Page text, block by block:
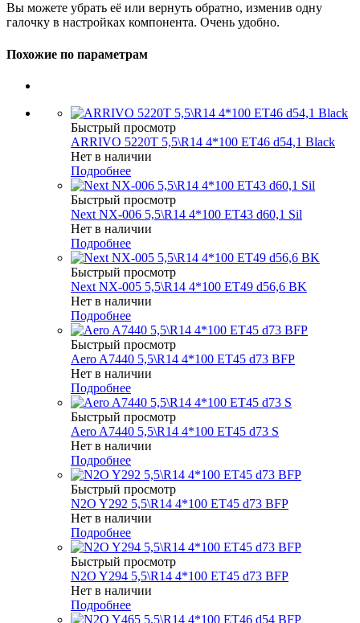
Вы можете убрать её или вернуть обратно, изменив одну
галочку в настройках компонента. Очень удобно.
Похожие по параметрам
Быстрый просмотр
ARRIVO 5220T 5,5\R14 4*100 ET46 d54,1 Black
Нет в наличии
Подробнее
Быстрый просмотр
Next NX-006 5,5\R14 4*100 ET43 d60,1 Sil
Нет в наличии
Подробнее
Быстрый просмотр
Next NX-005 5,5\R14 4*100 ET49 d56,6 BK
Нет в наличии
Подробнее
Быстрый просмотр
Aero A7440 5,5\R14 4*100 ET45 d73 BFP
Нет в наличии
Подробнее
Быстрый просмотр
Aero A7440 5,5\R14 4*100 ET45 d73 S
Нет в наличии
Подробнее
Быстрый просмотр
N2O Y292 5,5\R14 4*100 ET45 d73 BFP
Нет в наличии
Подробнее
Быстрый просмотр
N2O Y294 5,5\R14 4*100 ET45 d73 BFP
Нет в наличии
Подробнее